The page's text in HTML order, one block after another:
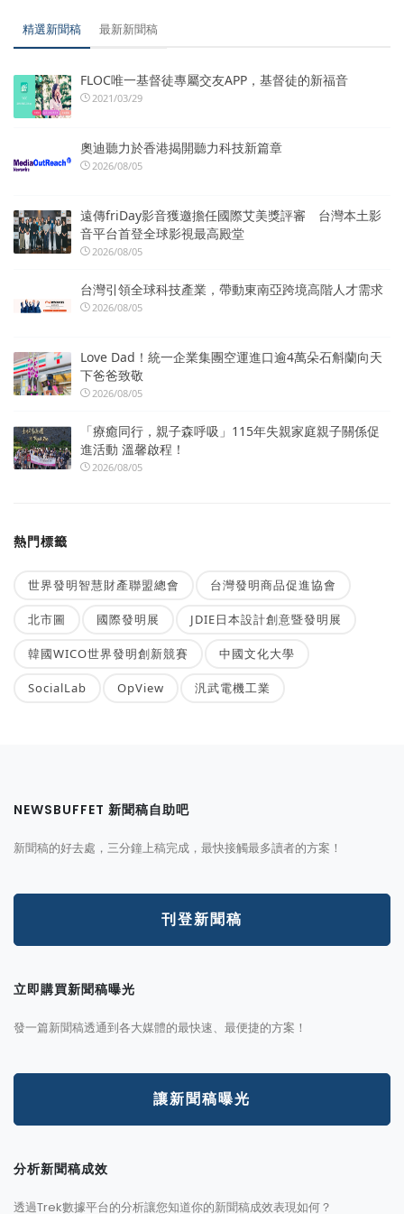
精選新聞稿 最新新聞稿
FLOC唯一基督徒專屬交友APP，基督徒的新福音
2021/03/29
奧迪聽力於香港揭開聽力科技新篇章
2026/08/05
遠傳friDay影音獲邀擔任國際艾美獎評審 台灣本土影
音平台首登全球影視最高殿堂
2026/08/05
台灣引領全球科技產業，帶動東南亞跨境高階人才需求
2026/08/05
Love Dad！統一企業集團空運進口逾4萬朵石斛蘭向天
下爸爸致敬
2026/08/05
「療癒同行，親子森呼吸」115年失親家庭親子關係促
進活動 溫馨啟程！
2026/08/05
熱門標籤
世界發明智慧財產聯盟總會 台灣發明商品促進協會
北市圖 國際發明展 JDIE日本設計創意暨發明展
韓國WICO世界發明創新競賽 中國文化大學
SocialLab OpView 汎武電機工業
NEWSBUFFET 新聞稿自助吧
新聞稿的好去處，三分鐘上稿完成，最快接觸最多讀者的方案！
刊登新聞稿
立即購買新聞稿曝光
發一篇新聞稿透通到各大媒體的最快速、最便捷的方案！
讓新聞稿曝光
分析新聞稿成效
透過Trek數據平台的分析讓您知道你的新聞稿成效表現如何？